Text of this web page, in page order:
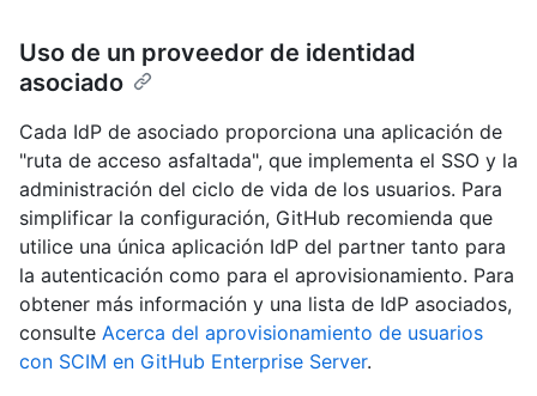
Uso de un proveedor de identidad
asociado
Cada IdP de asociado proporciona una aplicación de
"ruta de acceso asfaltada", que implementa el SSO y la
administración del ciclo de vida de los usuarios. Para
simplificar la configuración, GitHub recomienda que
utilice una única aplicación IdP del partner tanto para
la autenticación como para el aprovisionamiento. Para
obtener más información y una lista de IdP asociados,
consulte Acerca del aprovisionamiento de usuarios
con SCIM en GitHub Enterprise Server.